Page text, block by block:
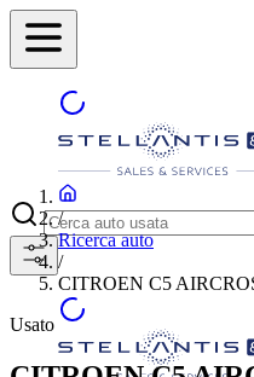
/
Ricerca auto
/
CITROEN C5
Usato